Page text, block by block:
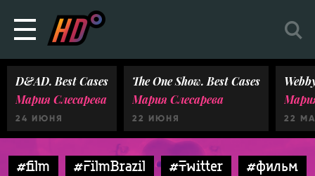
D&AD. Best Cases
Мария Слесарева
24 ИЮНЯ
The One Show. Best Cases
Мария Слесарева
22 ИЮНЯ 22
#film #FilmBrazil #Twitter #фильм